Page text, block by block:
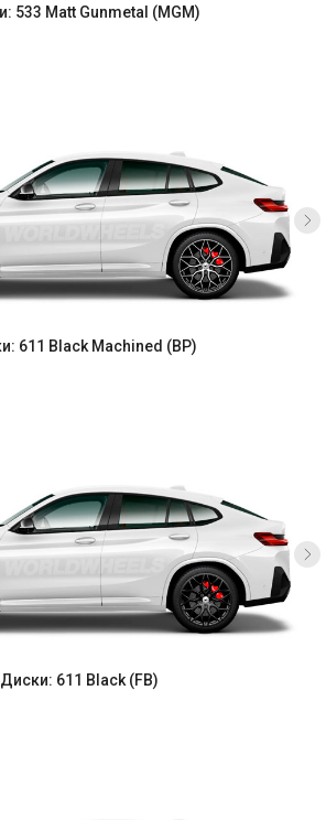
533 Matt Gunmetal (MGM)
611 Black Machined (BP)
Диски: 611 Black (FB)